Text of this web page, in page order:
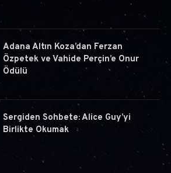
Adana Altın Koza’dan Ferzan
Özpetek ve Vahide Perçin’e Onur
Ödülü
Sergiden Sohbete: Alice Guy’yi
Birlikte Okumak